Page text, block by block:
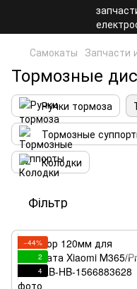
Самокаты Запчасти
Тормозные
Ручки тормоза
Тормозные
Колодки
Фільтр
−44%
2
4